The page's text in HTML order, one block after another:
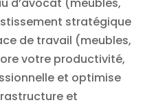
stratégique
de travail (meubles,
votre productivité,
et optimise
et